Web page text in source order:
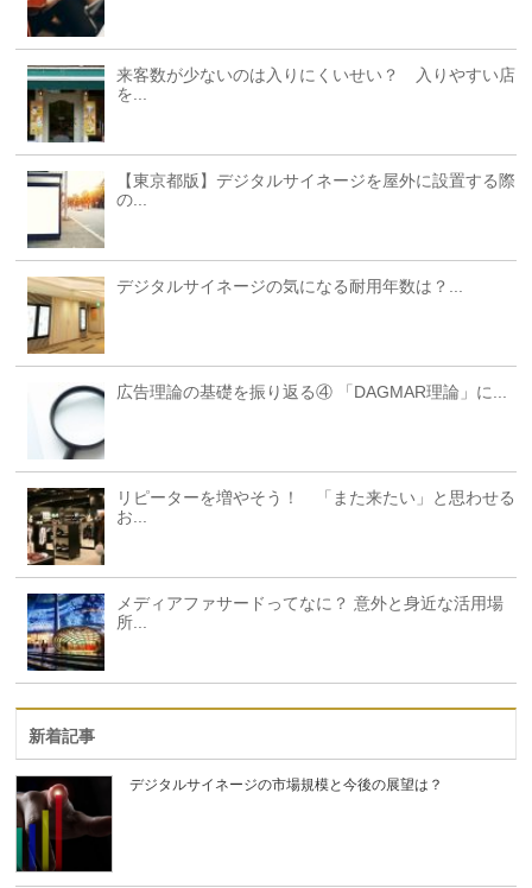
来客数が少ないのは入りにくいせい？ 入りやすい店
を...
【東京都版】デジタルサイネージを屋外に設置する際
の...
デジタルサイネージの気になる耐用年数は？...
広告理論の基礎を振り返る④ 「DAGMAR理論」に...
リピーターを増やそう！ 「また来たい」と思わせる
お...
メディアファサードってなに？ 意外と身近な活用場
所...
新着記事
デジタルサイネージの市場規模と今後の展望は？